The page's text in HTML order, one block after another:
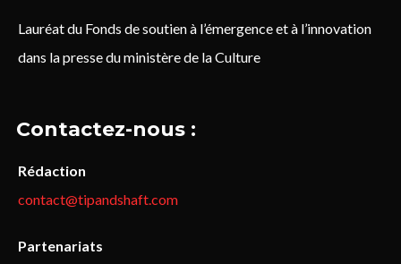
Lauréat du Fonds de soutien à l’émergence et à l’innovation
dans la presse du ministère de la Culture
Contactez-nous :
Rédaction
contact@tipandshaft.com
Partenariats